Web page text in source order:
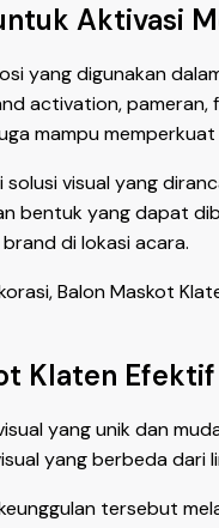
Aktivasi
yang digunakan
activation,
mampu
visual yang
bentuk yang dapat
di lokasi acara.
Balon Maskot
Klaten
yang unik dan
yang berbeda dari
tersebut